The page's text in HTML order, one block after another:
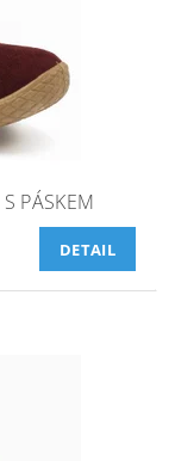
PÁSKEM
DETAIL